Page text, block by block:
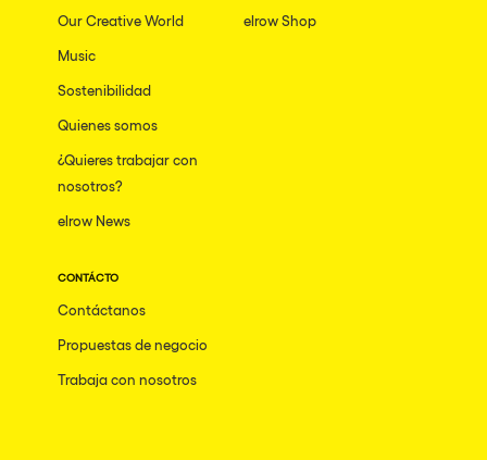
Our Creative World
Music
Sostenibilidad
Quienes somos
¿Quieres trabajar con
nosotros?
elrow News
elrow Shop
CONTÁCTO
Contáctanos
Propuestas de negocio
Trabaja con nosotros